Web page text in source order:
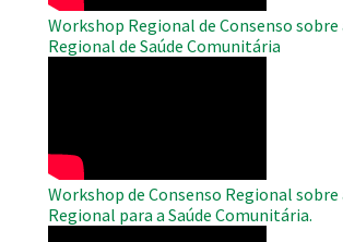
Workshop Regional de Consenso
Regional de Saúde Comunitária
Workshop de Consenso Regional
Regional para a Saúde Comunitária.